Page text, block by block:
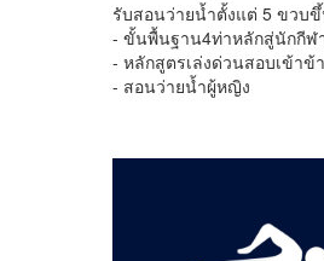
รับสอนว่ายน้ำตั้งแต่ 5 ขวบ
- ขั้นพื้นฐาน4ท่าหลักสู่นักกีฬ
- หลักสูตรเล่งด่วนสอบเข้าข้
- สอนว่ายน้ำผู้หญิง